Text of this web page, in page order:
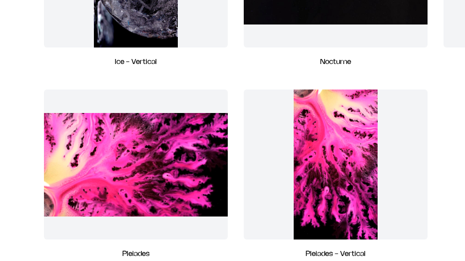
Ice - Vertical Nocturne
Pleiades Pleiades - Vertical